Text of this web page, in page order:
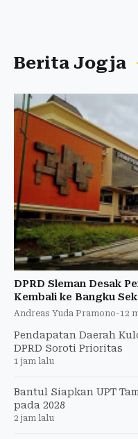
Berita Jogja
DPRD Sleman Desak
Kembali ke Bangku
Andreas Yuda Pramono-12
Pendapatan Daerah
DPRD Soroti Prioritas
1 jam lalu
Bantul Siapkan UPT
pada 2028
2 jam lalu